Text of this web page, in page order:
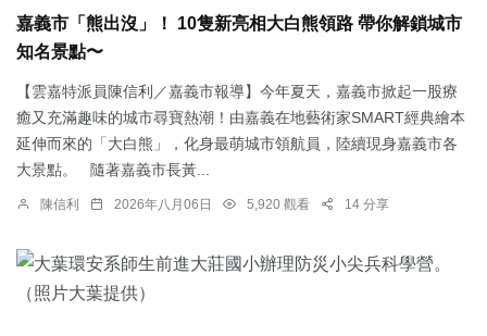
嘉義市「熊出沒」！ 10隻新亮相大白熊領路 帶你解鎖城市
知名景點〜
【雲嘉特派員陳信利／嘉義市報導】今年夏天，嘉義市掀起一股療
癒又充滿趣味的城市尋寶熱潮！由嘉義在地藝術家SMART經典繪本
延伸而來的「大白熊」，化身最萌城市領航員，陸續現身嘉義市各
大景點。 隨著嘉義市長黃...
陳信利 2026年八月06日 5,920 觀看 14 分享